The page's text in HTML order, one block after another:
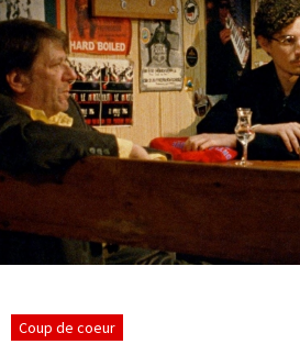
Coup de coeur